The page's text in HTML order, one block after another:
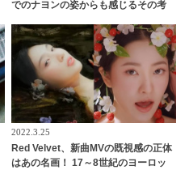
でのナヨンの姿からも感じるその考
2022.3.25
Red Velvet、新曲MVの既視感の正体
はあの名画！ 17～8世紀のヨーロッ